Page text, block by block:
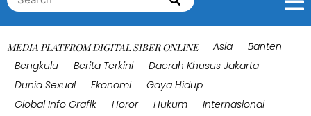
for:
MEDIA PLATFROM DIGITAL SIBER ONLINE Asia
Banten
Bengkulu
Berita Terkini
Daerah Khusus Jakarta
Dunia Sexual
Ekonomi
Gaya Hidup
Global Info Grafik
Horor Hukum
Internasional